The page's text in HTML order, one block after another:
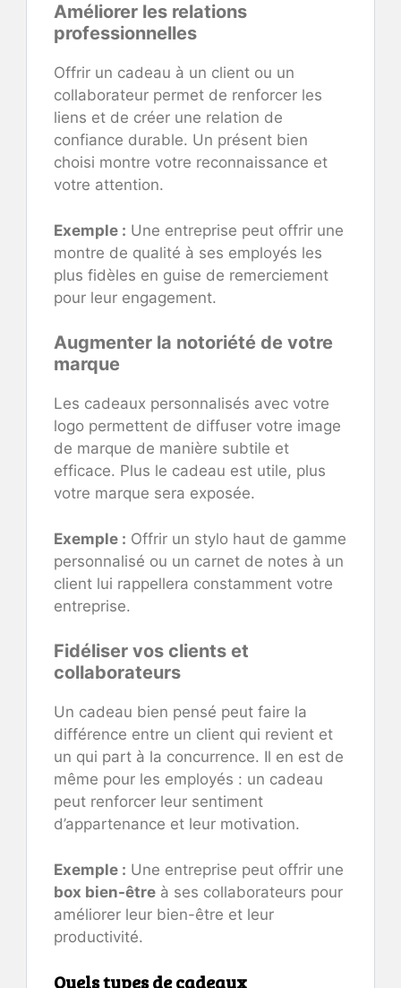
Améliorer les relations
professionnelles
Offrir un cadeau à un client ou un
collaborateur permet de renforcer les
liens et de créer une relation de
confiance durable. Un présent bien
choisi montre votre reconnaissance et
votre attention.
Exemple : Une entreprise peut offrir une
montre de qualité à ses employés les
plus fidèles en guise de remerciement
pour leur engagement.
Augmenter la notoriété de votre
marque
Les cadeaux personnalisés avec votre
logo permettent de diffuser votre image
de marque de manière subtile et
efficace. Plus le cadeau est utile, plus
votre marque sera exposée.
Exemple : Offrir un stylo haut de gamme
personnalisé ou un carnet de notes à un
client lui rappellera constamment votre
entreprise.
Fidéliser vos clients et
collaborateurs
Un cadeau bien pensé peut faire la
différence entre un client qui revient et
un qui part à la concurrence. Il en est de
même pour les employés : un cadeau
peut renforcer leur sentiment
d’appartenance et leur motivation.
Exemple : Une entreprise peut offrir une
box bien-être à ses collaborateurs pour
améliorer leur bien-être et leur
productivité.
Quels types de cadeaux